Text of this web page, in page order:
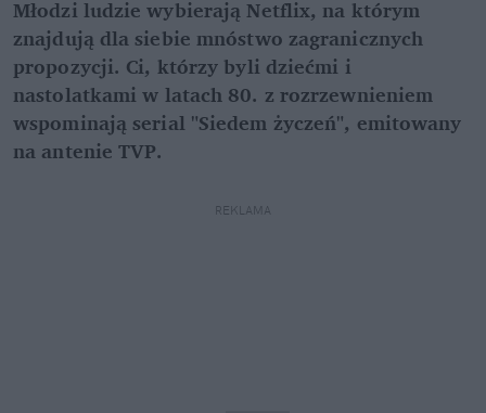
Młodzi ludzie wybierają Netflix, na którym
znajdują dla siebie mnóstwo zagranicznych
propozycji. Ci, którzy byli dziećmi i
nastolatkami w latach 80. z rozrzewnieniem
wspominają serial "Siedem życzeń", emitowany
na antenie TVP.
REKLAMA